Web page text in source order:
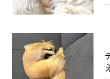
じーーーっ
…